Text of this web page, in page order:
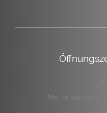
Mo.-Fr. von 9:00-